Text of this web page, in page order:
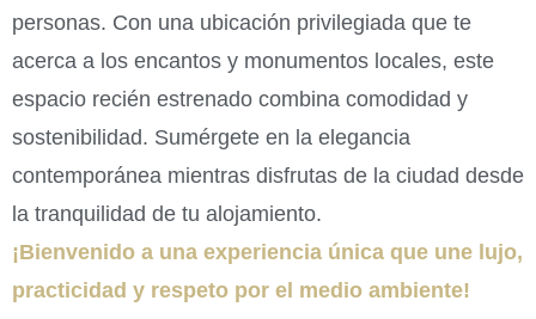
personas. Con una ubicación privilegiada que te
acerca a los encantos y monumentos locales, este
espacio recién estrenado combina comodidad y
sostenibilidad. Sumérgete en la elegancia
contemporánea mientras disfrutas de la ciudad desde
la tranquilidad de tu alojamiento.
¡Bienvenido a una experiencia única que une lujo,
practicidad y respeto por el medio ambiente!